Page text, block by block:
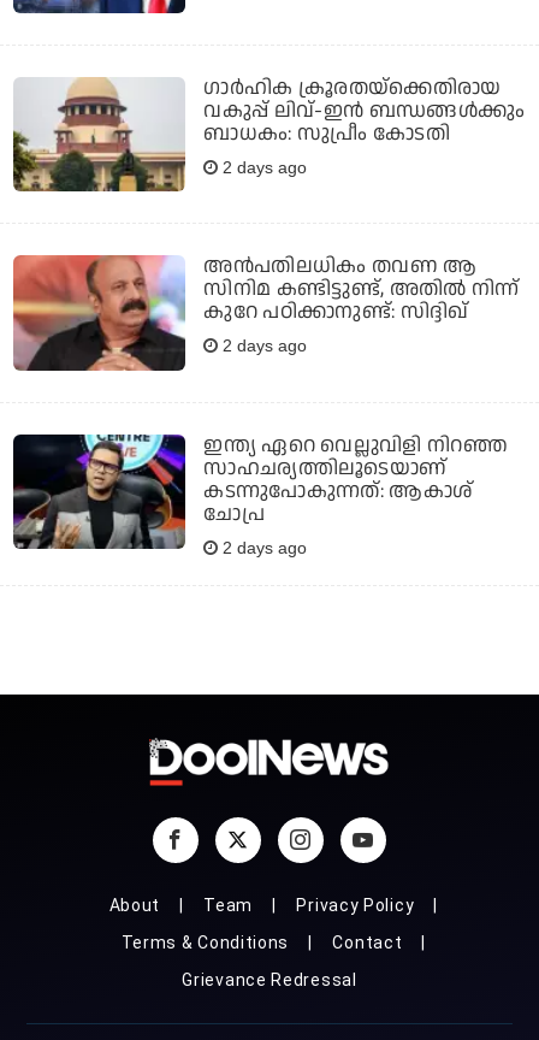
ഗാര്‍ഹിക ക്രൂരതയ്ക്കെതിരായ
വകുപ്പ് ലിവ്-ഇന്‍ ബന്ധങ്ങള്‍ക്കും
ബാധകം: സുപ്രീം കോടതി
2 days ago
അൻപതിലധികം തവണ ആ
സിനിമ കണ്ടിട്ടുണ്ട്, അതിൽ നിന്ന്
കുറേ പഠിക്കാനുണ്ട്: സിദ്ദിഖ്
2 days ago
ഇന്ത്യ ഏറെ വെല്ലുവിളി നിറഞ്ഞ
സാഹചര്യത്തിലൂടെയാണ്
കടന്നുപോകുന്നത്: ആകാശ്
ചോപ്ര
2 days ago
About Team
Privacy Policy
Terms & Conditions
Contact
Grievance Redressal